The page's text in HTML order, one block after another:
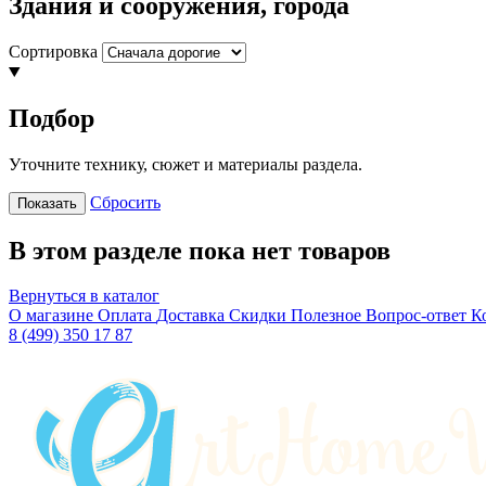
Сортировка
Подбор
Уточните технику, сюжет и материалы раздела.
Показать Сбросить
В этом разделе пока нет товаров
Вернуться в каталог
О магазине Оплата Доставка Скидки Полезное Вопрос-ответ
8 (499) 350 17 87